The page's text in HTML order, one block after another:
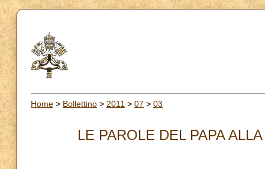
Home > Bollettino > 2011 > 07 > 03
LE PAROLE DEL PAPA